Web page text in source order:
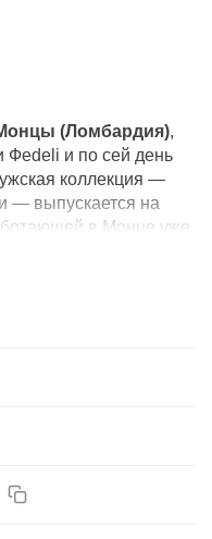
(Ломбардия),
Феdeli и по сей день
коллекция —
— выпускается на
в Монце уже